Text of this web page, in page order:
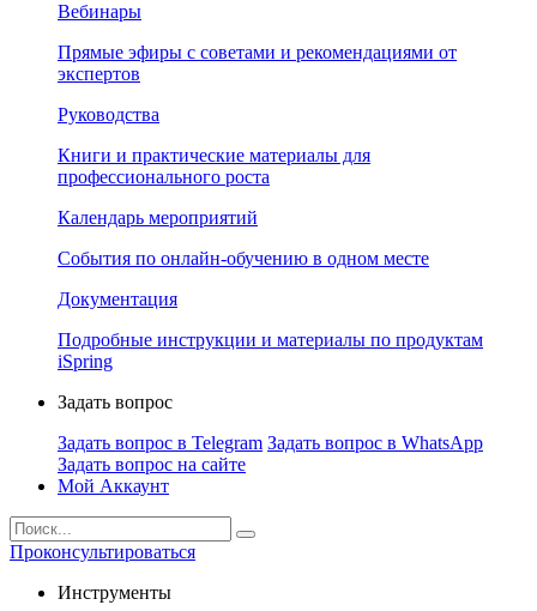
Вебинары
Прямые эфиры с советами и рекомендациями от
экспертов
Руководства
Книги и практические материалы для
профессионального роста
Календарь мероприятий
События по онлайн-обучению в одном месте
Документация
Подробные инструкции и материалы по продуктам
iSpring
Задать вопрос
Задать вопрос в Telegram Задать вопрос в WhatsApp
Задать вопрос на сайте
Мой Аккаунт
Проконсультироваться
Инструменты